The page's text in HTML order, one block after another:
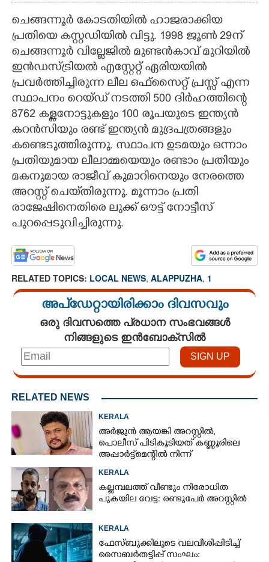
ചെങ്ങന്നൂർ കോടതിയിൽ ഹാജരാക്കിയ
പ്രതിയെ കസ്റ്റഡിയിൽ വിട്ടു. 1998 ജൂൺ 29ന്
ചെങ്ങന്നൂർ വില്ലേജിൽ മുണ്ടൻകാവ് മുറിയിൽ
ഇൻഡസ്ട്രിയൽ എസ്റ്റേറ്റ് ഏരിയയിൽ
പ്രവർത്തിച്ചിരുന്ന ലീല ഒഫ്സൈറ്റ് പ്രസ്സ് എന്ന
സ്ഥാപനം റെയ്ഡ് നടത്തി 500 ദിർഹത്തിന്റെ
8762 കള്ളനോട്ടുകളും 100 രൂപയുടെ ഇന്ത്യൻ
കറൻസിയും രണ്ട് ഇന്ത്യൻ മുദ്രപത്രങ്ങളും
കണ്ടെടുത്തിരുന്നു. സ്ഥാപന ഉടമയും ഒന്നാം
പ്രതിയുമായ ലീലാമ്മയെയും രണ്ടാം പ്രതിയും
മകനുമായ രാജീവ് കുമാറിനെയും നേരത്തെ
അറസ്റ്റ് ചെയ്‌തിരുന്നു. മൂന്നാം പ്രതി
രാജേഷിനെതിരെ ലുക്ക് ഔട്ട് നോട്ടീസ്
പുറപ്പെടുവിച്ചിരുന്നു.
RELATED TOPICS: LOCAL NEWS, ALAPPUZHA, 1
അപ്ഡേറ്റായിരിക്കാം ദിവസവും
ഒരു ദിവസത്തെ പ്രധാന സംഭവങ്ങൾ
നിങ്ങളുടെ ഇൻബോക്സിൽ
RELATED NEWS
KERALA
അർജുൻ ആയങ്കി അറസ്റ്റിൽ,
പൊലീസ് പിടികൂടിയത് കണ്ണൂരിലെ
അപ്പാർട്ട്‌മെന്റിൽ നിന്ന്
KERALA
കല്ലമ്പലത്ത് വീണ്ടും നിരോധിത
പുകയില വേട്ട: രണ്ടുപേർ അറസ്റ്റിൽ
KERALA
ഫേസ്ബുക്കിലൂടെ വലവീശിപ്പിടിച്ച്
സൈബർതട്ടിപ്പ് സംഘം: